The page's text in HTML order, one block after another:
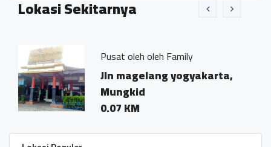
Lokasi Sekitarnya
Pusat oleh oleh Family
Jln magelang yogyakarta,
Mungkid
0.07 KM